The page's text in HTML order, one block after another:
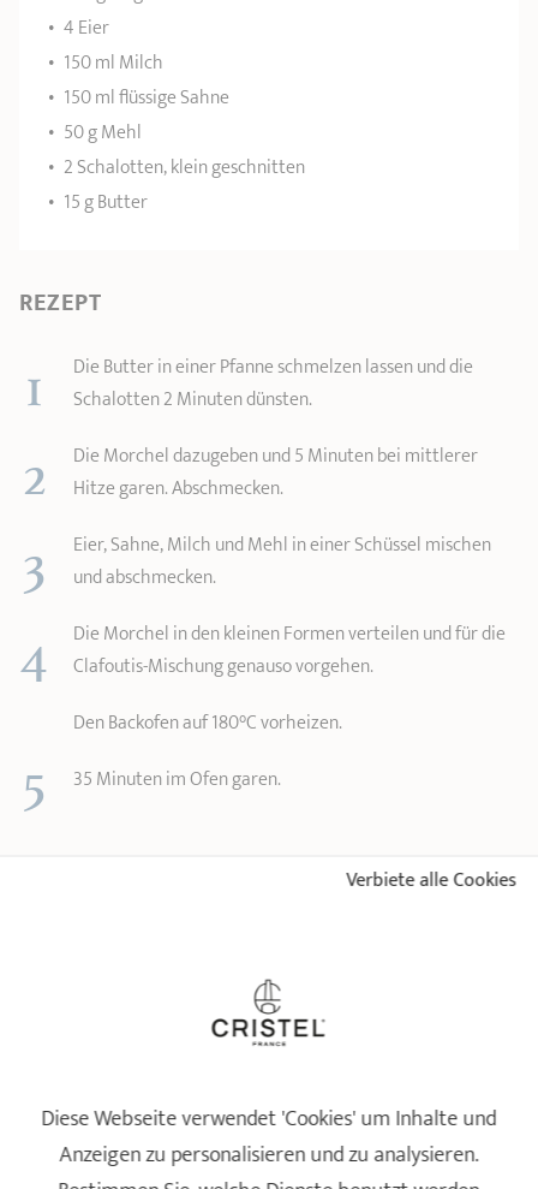
4 Eier
150 ml Milch
150 ml flüssige Sahne
50 g Mehl
2 Schalotten, klein geschnitten
15 g Butter
REZEPT
1
Die Butter in einer Pfanne schmelzen lassen und die
Schalotten 2 Minuten dünsten.
2
Die Morchel dazugeben und 5 Minuten bei mittlerer
Hitze garen. Abschmecken.
3
Eier, Sahne, Milch und Mehl in einer Schüssel mischen
und abschmecken.
4
Die Morchel in den kleinen Formen verteilen und für die
Clafoutis-Mischung genauso vorgehen.
Den Backofen auf 180°C vorheizen.
5 35 Minuten im Ofen garen.
geschnittenen Spargel beimengen.
Diese Webseite verwendet 'Cookies' um Inhalte und
Anzeigen zu personalisieren und zu analysieren.
Verbiete alle Cookies